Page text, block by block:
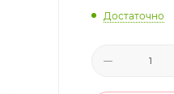
Достаточно